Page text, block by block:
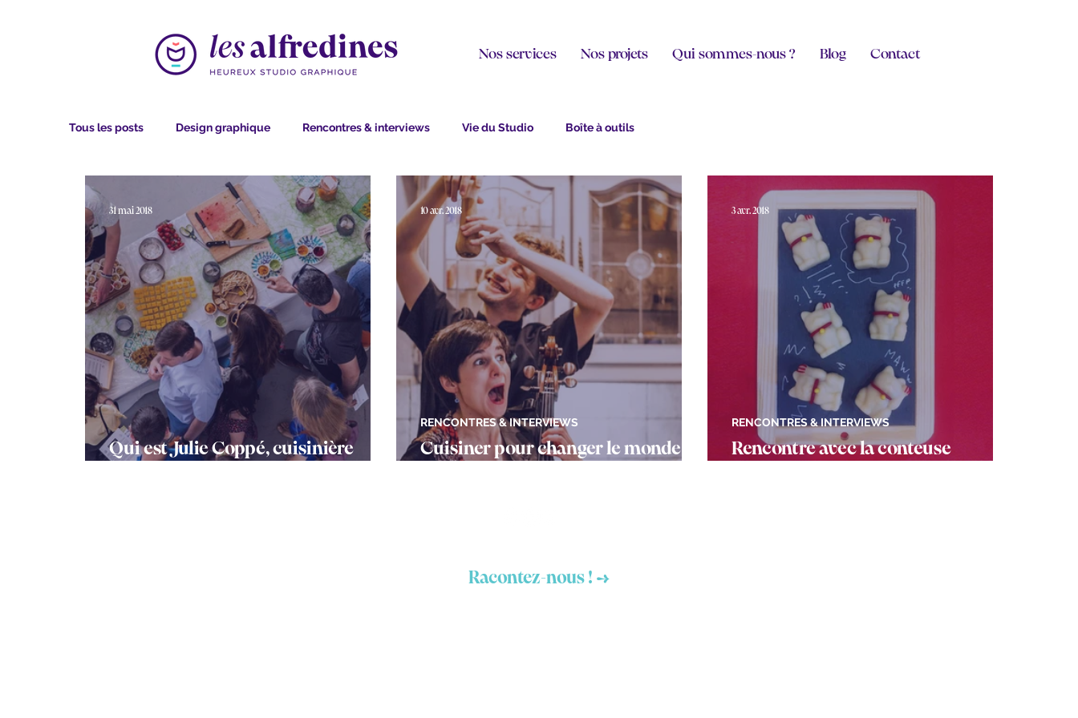
Nos services Nos projets Qui sommes-nous ? Blog Contact
Tous les posts Design graphique Rencontres & interviews Vie du Studio Boîte à outils
Qui est Julie Coppé, cuisinière
31 mai 2018
Cuisiner pour changer le monde
RENCONTRES & INTERVIEWS
10 avr. 2018
Rencontre avec la conteuse
RENCONTRES & INTERVIEWS
3 avr. 2018
Racontez-nous ! →